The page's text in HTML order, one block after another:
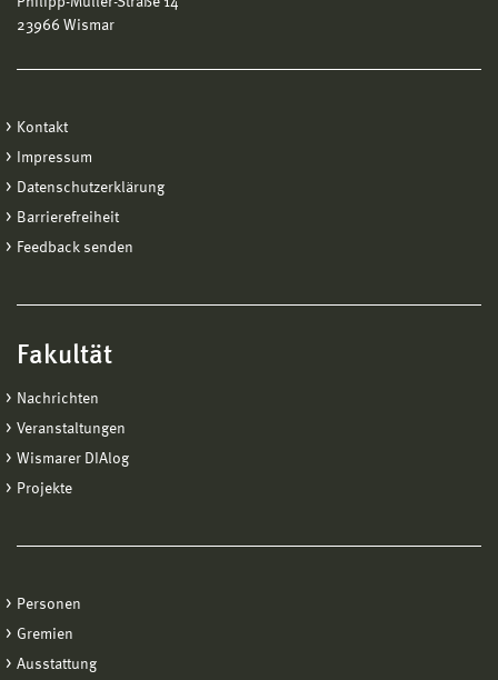
23966 Wismar
Kontakt
Impressum
Datenschutzerklärung
Barrierefreiheit
Feedback senden
Fakultät
Nachrichten
Veranstaltungen
Wismarer DIAlog
Projekte
Personen
Gremien
Ausstattung